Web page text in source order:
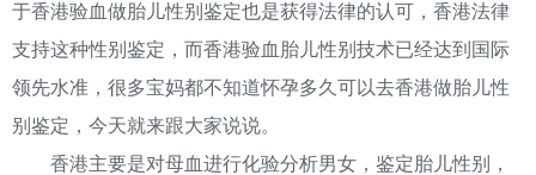
于香港验血做胎儿性别鉴定也是获得法律的认可，香港法律
支持这种性别鉴定，而香港验血胎儿性别技术已经达到国际
领先水准，很多宝妈都不知道怀孕多久可以去香港做胎儿性
别鉴定，今天就来跟大家说说。
香港主要是对母血进行化验分析男女，鉴定胎儿性别，